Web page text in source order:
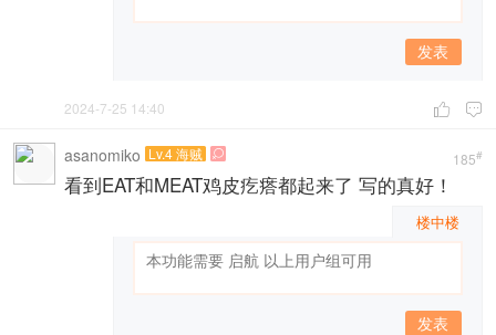
发表
 
2024-7-25 14:40
185#
asanomiko Lv.4 海贼 
看到EAT和MEAT鸡皮疙瘩都起来了 写的真好！
楼中楼
发表